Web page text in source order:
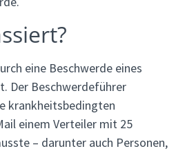
eine Beschwerde eines
Der Beschwerdeführer
krankheitsbedingten
einem Verteiler mit 25
– darunter auch Personen,